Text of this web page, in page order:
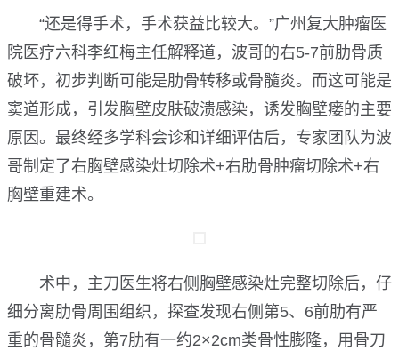
“还是得手术，手术获益比较大。”广州复大肿瘤医
院医疗六科李红梅主任解释道，波哥的右5-7前肋骨质
破坏，初步判断可能是肋骨转移或骨髓炎。而这可能是
窦道形成，引发胸壁皮肤破溃感染，诱发胸壁瘘的主要
原因。最终经多学科会诊和详细评估后，专家团队为波
哥制定了右胸壁感染灶切除术+右肋骨肿瘤切除术+右
胸壁重建术。
术中，主刀医生将右侧胸壁感染灶完整切除后，仔
细分离肋骨周围组织，探查发现右侧第5、6前肋有严
重的骨髓炎，第7肋有一约2×2cm类骨性膨隆，用骨刀